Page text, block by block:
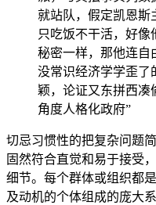
就站队，假定凯恩斯
只吃饭不干活，好
秘密一样，那他连自
没常识经济学学歪了
颖，论证又东拼西凑
角度人格化政府”
切忌习惯性的把复杂问题
固然符合直觉和易于接受
细节。每个群体或组织都
及动机的个体组成的庞大系